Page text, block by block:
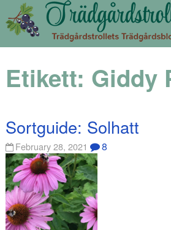
Etikett: Giddy
Sortguide: Solhatt
February 28, 2021 8